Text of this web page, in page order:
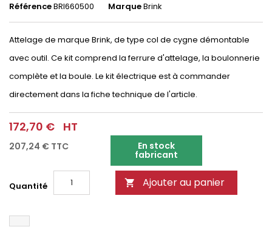
RéférenceBRI660500 MarqueBrink
Attelage de marque Brink, de type col de cygne démontable
avec outil. Ce kit comprend la ferrure d'attelage, la boulonnerie
complète et la boule. Le kit électrique est à commander
directement dans la fiche technique de l'article.
172,70 € HT
207,24 € TTC En stock
fabricant
Quantité  Ajouter au panier